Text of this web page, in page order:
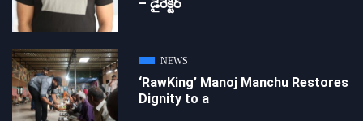
– డైరెక్ట‌ర్
NEWS
‘RawKing’ Manoj Manchu Restores
Dignity to a